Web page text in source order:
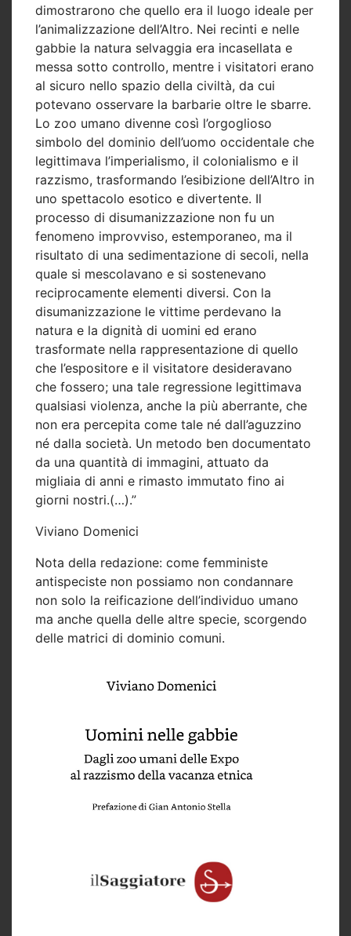
dimostrarono che quello era il luogo ideale per
l’animalizzazione dell’Altro. Nei recinti e nelle
gabbie la natura selvaggia era incasellata e
messa sotto controllo, mentre i visitatori erano
al sicuro nello spazio della civiltà, da cui
potevano osservare la barbarie oltre le sbarre.
Lo zoo umano divenne così l’orgoglioso
simbolo del dominio dell’uomo occidentale che
legittimava l’imperialismo, il colonialismo e il
razzismo, trasformando l’esibizione dell’Altro in
uno spettacolo esotico e divertente. Il
processo di disumanizzazione non fu un
fenomeno improvviso, estemporaneo, ma il
risultato di una sedimentazione di secoli, nella
quale si mescolavano e si sostenevano
reciprocamente elementi diversi. Con la
disumanizzazione le vittime perdevano la
natura e la dignità di uomini ed erano
trasformate nella rappresentazione di quello
che l’espositore e il visitatore desideravano
che fossero; una tale regressione legittimava
qualsiasi violenza, anche la più aberrante, che
non era percepita come tale né dall’aguzzino
né dalla società. Un metodo ben documentato
da una quantità di immagini, attuato da
migliaia di anni e rimasto immutato fino ai
giorni nostri.(…).”
Viviano Domenici
Nota della redazione: come femministe
antispeciste non possiamo non condannare
non solo la reificazione dell’individuo umano
ma anche quella delle altre specie, scorgendo
delle matrici di dominio comuni.